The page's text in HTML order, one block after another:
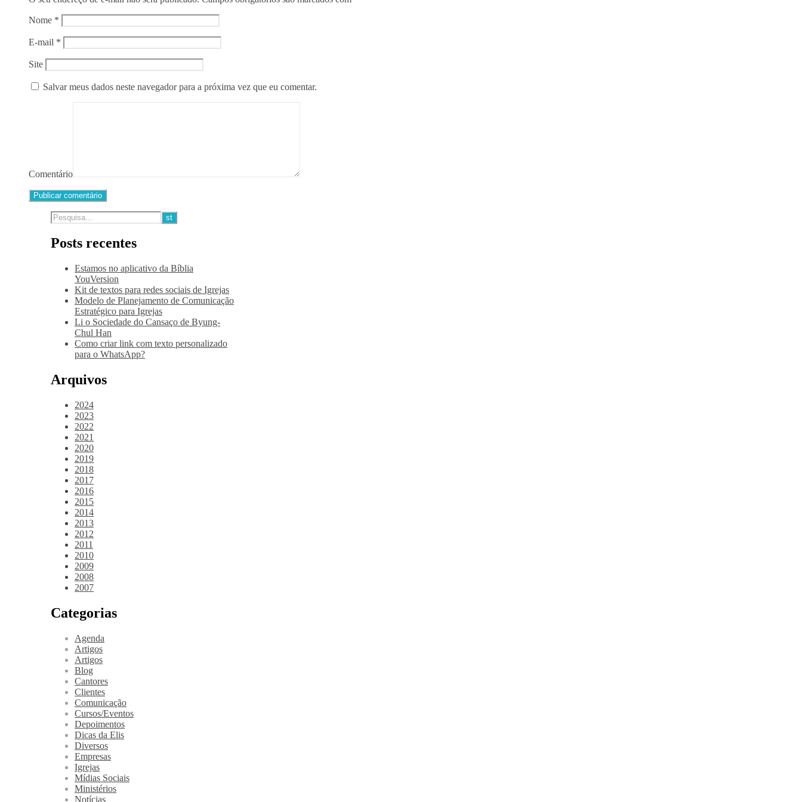
Nome *
E-mail *
Site
Salvar meus dados neste navegador para a próxima vez que eu comentar.
Comentário
Posts recentes
Estamos no aplicativo da Bíblia
YouVersion
Kit de textos para redes sociais de Igrejas
Modelo de Planejamento de Comunicação
Estratégico para Igrejas
Li o Sociedade do Cansaço de Byung-
Chul Han
Como criar link com texto personalizado
para o WhatsApp?
Arquivos
2024
2023
2022
2021
2020
2019
2018
2017
2016
2015
2014
2013
2012
2011
2010
2009
2008
2007
Categorias
Agenda
Artigos
Artigos
Blog
Cantores
Clientes
Comunicação
Cursos/Eventos
Depoimentos
Dicas da Elis
Diversos
Empresas
Igrejas
Mídias Sociais
Ministérios
Notícias